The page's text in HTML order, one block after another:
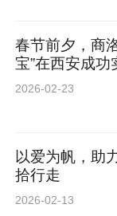
春节前夕，商
宝”在西安成功
2026-02-23
以爱为帆，助
拾行走
2026-02-13